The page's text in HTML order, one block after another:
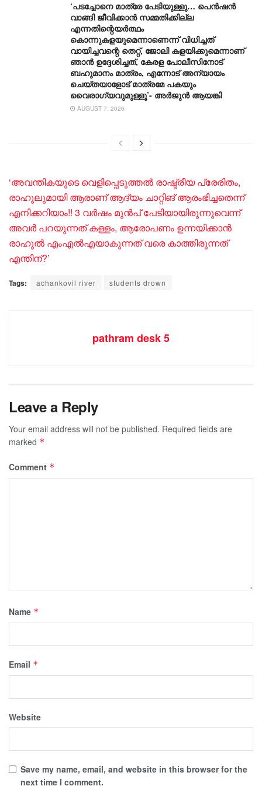
‘പടച്ചോനെ മാത്രേ പേടിയുള്ളു… പെൻഷൻ
വാങ്ങി ജീവിക്കാൻ സമ്മതിക്കില്ല
എന്നതിന്റെയർത്ഥം
കൊന്നുകളയുമെന്നാണെന്ന് വിധിച്ചത്
വായിച്ചവന്റെ തെറ്റ്, ജോലി കളയിക്കുമെന്നാണ്
ഞാൻ ഉദ്ദേശിച്ചത്, കേരള പോലീസിനോട്
ബഹുമാനം മാത്രം, എന്നോട് അന്യായം
ചെയ്തയാളോട് മാത്രമേ പകയും
വൈരാഗ്യവുമുള്ളൂ’- അർജുൻ ആയങ്കി
AUGUST 7, 2026
‘അവന്തികയുടെ വെളിപ്പെടുത്തൽ രാഷ്ട്രീയ പ്രേരിതം,
രാഹുലുമായി ആരാണ് ആദ്യം ചാറ്റിങ് ആരംഭിച്ചതെന്ന്
എനിക്കറിയാം!! 3 വർഷം മുൻപ് പേടിയായിരുന്നുവെന്ന്
അവർ പറയുന്നത് കള്ളം, ആരോപണം ഉന്നയിക്കാൻ
രാഹുൽ എംഎൽഎയാകുന്നത് വരെ കാത്തിരുന്നത്
എന്തിന്?’
Tags: achankovil river students drown
pathram desk 5
Leave a Reply
Your email address will not be published. Required fields are
marked *
Comment *
Name *
Email *
Website
Save my name, email, and website in this browser for the
next time I comment.